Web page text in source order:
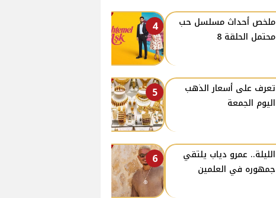
4
ملخص أحداث مسلسل حب
محتمل الحلقة 8
5
تعرف على أسعار الذهب
اليوم الجمعة
6
الليلة.. عمرو دياب يلتقي
جمهوره في العلمين